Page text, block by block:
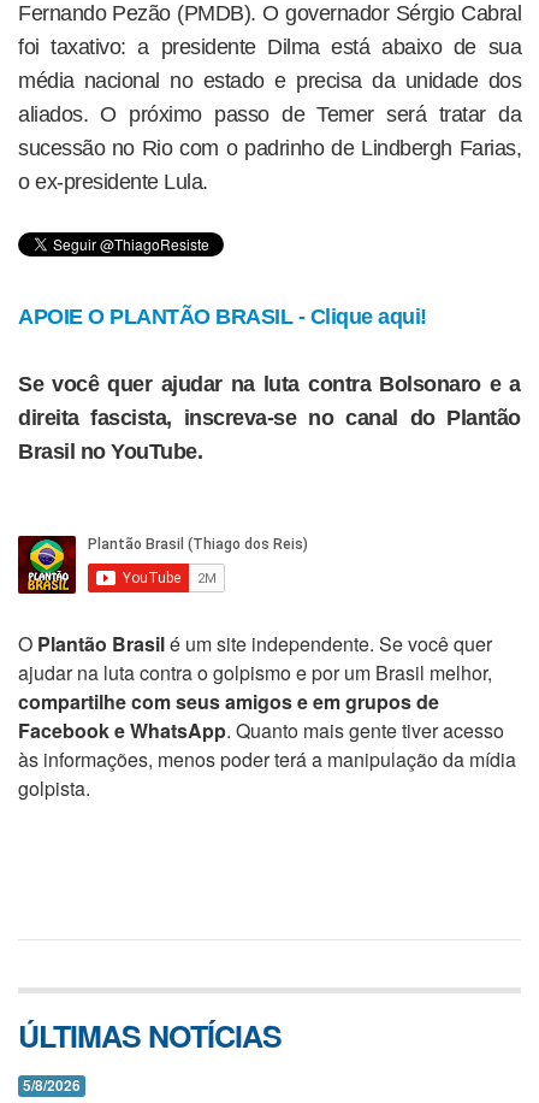
Fernando Pezão (PMDB). O governador Sérgio Cabral
foi taxativo: a presidente Dilma está abaixo de sua
média nacional no estado e precisa da unidade dos
aliados. O próximo passo de Temer será tratar da
sucessão no Rio com o padrinho de Lindbergh Farias,
o ex-presidente Lula.
APOIE O PLANTÃO BRASIL - Clique aqui!
Se você quer ajudar na luta contra Bolsonaro e a
direita fascista, inscreva-se no canal do Plantão
Brasil no YouTube.
O Plantão Brasilé um site independente. Se você quer
ajudar na luta contra o golpismo e por um Brasil melhor,
compartilhe com seus amigos e em grupos de
Facebook e WhatsApp. Quanto mais gente tiver acesso
às informações, menos poder terá a manipulação da mídia
golpista.
ÚLTIMAS NOTÍCIAS
5/8/2026